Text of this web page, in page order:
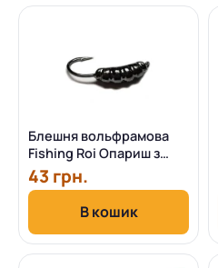
Блешня вольфрамова
Fishing Roi Опариш з
вушком 3.5мм (Чорний
нікель)
43 грн.
В кошик